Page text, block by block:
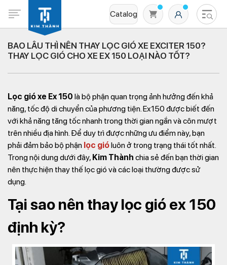
Catalog
Không có sản phẩm nào trong giỏ hàng
BAO LÂU THÌ NÊN THAY LỌC GIÓ XE EXCITER 150?
THAY LỌC GIÓ CHO XE EX 150 LOẠI NÀO TỐT?
Lọc gió xe Ex 150 là bộ phận quan trọng ảnh hưởng đến khả
năng, tốc độ di chuyển của phương tiện. Ex150 được biết đến
với khả năng tăng tốc nhanh trong thời gian ngắn và côn mượt
trên nhiều địa hình. Để duy trì được những ưu điểm này, bạn
phải đảm bảo bộ phận lọc gióluôn ở trong trạng thái tốt nhất.
Trong nội dung dưới đây, Kim Thành chia sẻ đến bạn thời gian
nên thực hiện thay thế lọc gió và các loại thường được sử
dụng.
Tại sao nên thay lọc gió ex 150
định kỳ?